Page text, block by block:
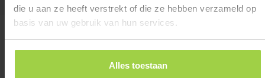
die u aan ze heeft verstrekt of die ze hebben verzameld op
basis van uw gebruik van hun services.
Alles toestaan
Przyjazna dla użytkownika aplikacja
dla młodych i starszych